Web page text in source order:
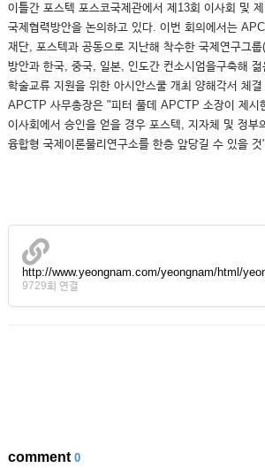
이틀간 포스텍 포스코국제관에서 제13회 이사회 및
국제협력방안을 논의하고 있다. 이번 회의에서는
재단, 포스텍과 공동으로 지난해 착수한 국제연구그
방안과 한국, 중국, 일본, 인도간 컨소시엄을구축해
학술교류 지원을 위한 아시안스쿨 개최 양해각서 체
APCTP 사무총장은 "피터 풀데 APCTP 소장이 제시
이사회에서 승인을 얻을 경우 포스텍, 지자체 및 정부
융합형 국제이론물리연구소를 한층 앞당길 수 있을
http://www.yeongnam.com/yeongnam/html/
9729회 연결
comment0